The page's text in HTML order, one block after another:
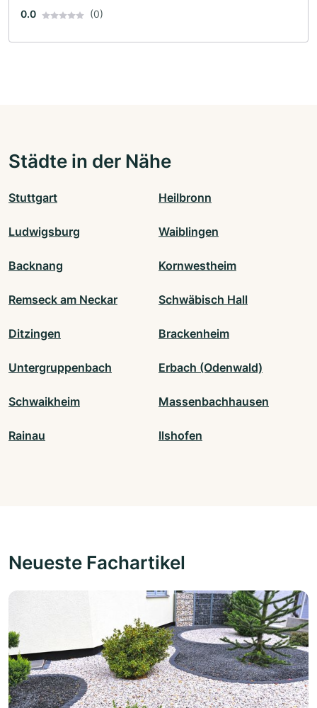
0.0 (0)
Städte in der Nähe
Stuttgart Heilbronn
Ludwigsburg Waiblingen
Backnang Kornwestheim
Remseck am Neckar Schwäbisch Hall
Ditzingen Brackenheim
Untergruppenbach Erbach (Odenwald)
Schwaikheim Massenbachhausen
Rainau Ilshofen
Neueste Fachartikel